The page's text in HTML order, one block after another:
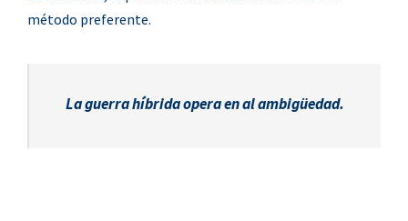
método preferente.
La guerra híbrida opera en al ambigüedad.